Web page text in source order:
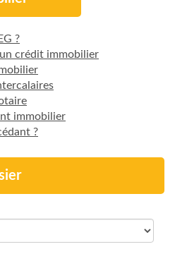
?
crédit immobilier
immobilier
?